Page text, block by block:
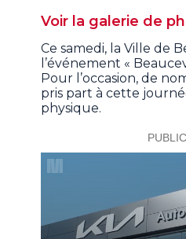
Voir la galerie de
Ce samedi, la Ville de
l’événement «
Pour l’occasion, de
pris part à cette
physique.